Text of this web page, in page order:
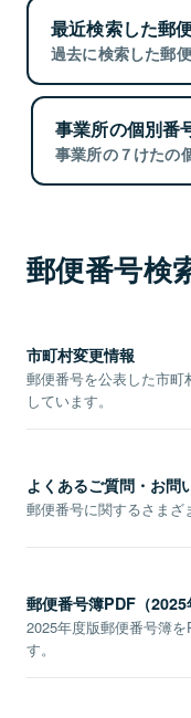
最近検索した郵
過去に検索した郵
事業所の個別番
事業所の７けたの
郵便番号検
市町村変更情報
郵便番号を公表した市
しています。
よくあるご質問・お問
郵便番号に関するさまざ
郵便番号簿PDF（2025
2025年度版郵便番号簿
す。